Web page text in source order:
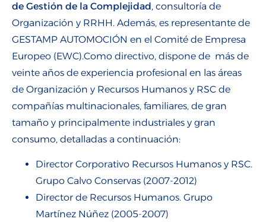
de Gestión de la Complejidad, consultoría de
Organización y RRHH. Además, es representante de
GESTAMP AUTOMOCIÓN en el Comité de Empresa
Europeo (EWC).Como directivo, dispone de más de
veinte años de experiencia profesional en las áreas
de Organización y Recursos Humanos y RSC de
compañías multinacionales, familiares, de gran
tamaño y principalmente industriales y gran
consumo, detalladas a continuación:
Director Corporativo Recursos Humanos y RSC.
Grupo Calvo Conservas (2007-2012)
Director de Recursos Humanos. Grupo
Martínez Núñez (2005-2007)